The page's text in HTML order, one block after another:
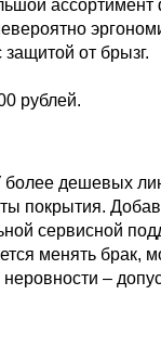
от брызг.
рублей.
дешевых
покрытия.
сервисной
менять брак,
неровности –